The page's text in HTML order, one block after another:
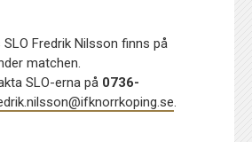
Fredrik Nilsson finns på
matchen.
SLO-erna på 0736-
.